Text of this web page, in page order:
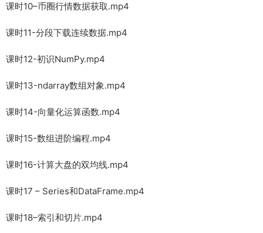
课时10–币圈行情数据获取.mp4
课时11-分段下载连续数据.mp4
课时12-初识NumPy.mp4
课时13-ndarray数组对象.mp4
课时14-向量化运算函数.mp4
课时15-数组进阶编程.mp4
课时16-计算大盘的双均线.mp4
课时17 – Series和DataFrame.mp4
课时18–索引和切片.mp4